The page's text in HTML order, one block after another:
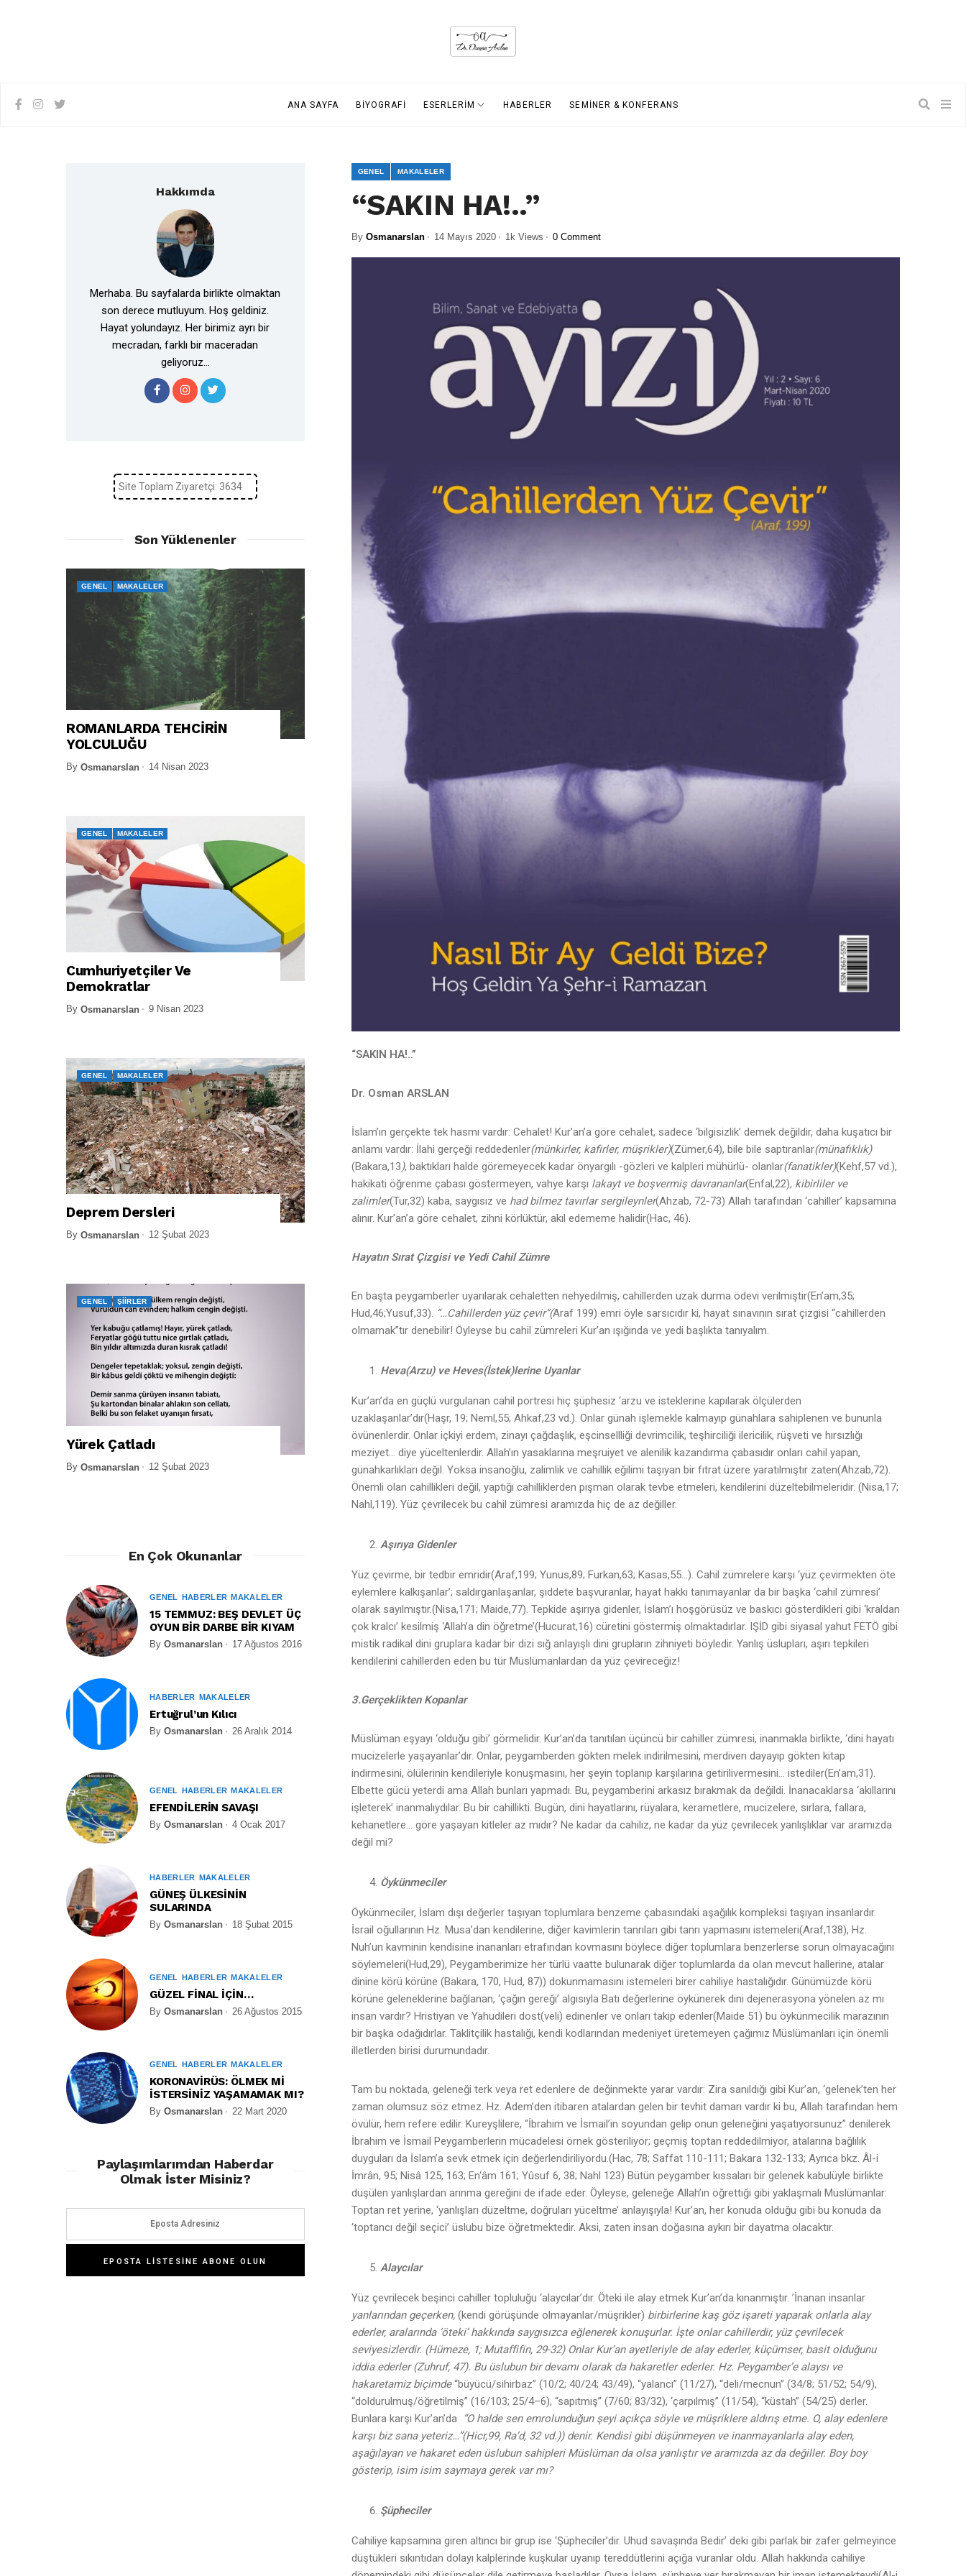
ANA SAYFA BİYOGRAFİ ESERLERİM HABERLER SEMİNER & KONFERANS
GENEL MAKALELER
“SAKIN HA!..”
By Osmanarslan 14 Mayıs 2020 1k Views 0 Comment
“SAKIN HA!..”
Dr. Osman ARSLAN
İslam’ın gerçekte tek hasmı vardır: Cehalet! Kur’an’a göre cehalet, sadece ‘bilgisizlik’ demek değildir, daha kuşatıcı bir
anlamı vardır: İlahi gerçeği reddedenler(münkirler, kafirler, müşrikler)(Zümer,64), bile bile saptıranlar(münafıklık)
(Bakara,13), baktıkları halde göremeyecek kadar önyargılı -gözleri ve kalpleri mühürlü- olanlar(fanatikler)(Kehf,57 vd.),
hakikati öğrenme çabası göstermeyen, vahye karşı lakayt ve boşvermiş davrananlar(Enfal,22), kibirliler ve
zalimler(Tur,32) kaba, saygısız ve had bilmez tavırlar sergileynler(Ahzab, 72-73) Allah tarafından ‘cahiller’ kapsamına
alınır. Kur’an’a göre cehalet, zihni körlüktür, akıl edememe halidir(Hac, 46).
Hayatın Sırat Çizgisi ve Yedi Cahil Zümre
En başta peygamberler uyarılarak cehaletten nehyedilmiş, cahillerden uzak durma ödevi verilmiştir(En’am,35;
Hud,46;Yusuf,33). “…Cahillerden yüz çevir”(Araf 199) emri öyle sarsıcıdır ki, hayat sınavının sırat çizgisi “cahillerden
olmamak”tır denebilir! Öyleyse bu cahil zümreleri Kur’an ışığında ve yedi başlıkta tanıyalım.
Heva(Arzu) ve Heves(İstek)lerine Uyanlar
Kur’an’da en güçlü vurgulanan cahil portresi hiç şüphesiz ‘arzu ve isteklerine kapılarak ölçülerden
uzaklaşanlar’dır(Haşr, 19; Neml,55; Ahkaf,23 vd.). Onlar günah işlemekle kalmayıp günahlara sahiplenen ve bununla
övünenlerdir. Onlar içkiyi erdem, zinayı çağdaşlık, eşcinsellliği devrimcilik, teşhirciliği ilericilik, rüşveti ve hırsızlığı
meziyet… diye yüceltenlerdir. Allah’ın yasaklarına meşruiyet ve alenilik kazandırma çabasıdır onları cahil yapan,
günahkarlıkları değil. Yoksa insanoğlu, zalimlik ve cahillik eğilimi taşıyan bir fıtrat üzere yaratılmıştır zaten(Ahzab,72).
Önemli olan cahillikleri değil, yaptığı cahilliklerden pişman olarak tevbe etmeleri, kendilerini düzeltebilmeleridir. (Nisa,17;
Nahl,119). Yüz çevrilecek bu cahil zümresi aramızda hiç de az değiller.
Aşırıya Gidenler
Yüz çevirme, bir tedbir emridir(Araf,199; Yunus,89; Furkan,63; Kasas,55…). Cahil zümrelere karşı ‘yüz çevirmekten öte
eylemlere kalkışanlar’; saldırganlaşanlar, şiddete başvuranlar, hayat hakkı tanımayanlar da bir başka ‘cahil zümresi’
olarak sayılmıştır.(Nisa,171; Maide,77). Tepkide aşırıya gidenler, İslam’ı hoşgörüsüz ve baskıcı gösterdikleri gibi ‘kraldan
çok kralcı’ kesilmiş ‘Allah’a din öğretme’(Hucurat,16) cüretini göstermiş olmaktadırlar. IŞİD gibi siyasal yahut FETÖ gibi
mistik radikal dini gruplara kadar bir dizi sığ anlayışlı dini grupların zihniyeti böyledir. Yanlış üslupları, aşırı tepkileri
kendilerini cahillerden eden bu tür Müslümanlardan da yüz çevireceğiz!
3.Gerçeklikten Kopanlar
Müslüman eşyayı ‘olduğu gibi’ görmelidir. Kur’an’da tanıtılan üçüncü bir cahiller zümresi, inanmakla birlikte, ‘dini hayatı
mucizelerle yaşayanlar’dır. Onlar, peygamberden gökten melek indirilmesini, merdiven dayayıp gökten kitap
indirmesini, ölülerinin kendileriyle konuşmasını, her şeyin toplanıp karşılarına getirilivermesini… istediler(En’am,31).
Elbette gücü yeterdi ama Allah bunları yapmadı. Bu, peygamberini arkasız bırakmak da değildi. İnanacaklarsa ‘akıllarını
işleterek’ inanmalıydılar. Bu bir cahillikti. Bugün, dini hayatlarını, rüyalara, kerametlere, mucizelere, sırlara, fallara,
kehanetlere… göre yaşayan kitleler az mıdır? Ne kadar da cahiliz, ne kadar da yüz çevrilecek yanlışlıklar var aramızda
değil mi?
Öykünmeciler
Öykünmeciler, İslam dışı değerler taşıyan toplumlara benzeme çabasındaki aşağılık kompleksi taşıyan insanlardır.
İsrail oğullarının Hz. Musa’dan kendilerine, diğer kavimlerin tanrıları gibi tanrı yapmasını istemeleri(Araf,138), Hz.
Nuh’un kavminin kendisine inananları etrafından kovmasını böylece diğer toplumlara benzerlerse sorun olmayacağını
söylemeleri(Hud,29), Peygamberimize her türlü vaatte bulunarak diğer toplumlarda da olan mevcut hallerine, atalar
dinine körü körüne (Bakara, 170, Hud, 87)) dokunmamasını istemeleri birer cahiliye hastalığıdır. Günümüzde körü
körüne geleneklerine bağlanan, ‘çağın gereği’ algısıyla Batı değerlerine öykünerek dini dejenerasyona yönelen az mı
insan vardır? Hristiyan ve Yahudileri dost(veli) edinenler ve onları takip edenler(Maide 51) bu öykünmecilik marazının
bir başka odağıdırlar. Taklitçilik hastalığı, kendi kodlarından medeniyet üretemeyen çağımız Müslümanları için önemli
illetlerden birisi durumundadır.
Tam bu noktada, geleneği terk veya ret edenlere de değinmekte yarar vardır: Zira sanıldığı gibi Kur’an, ‘gelenek’ten her
zaman olumsuz söz etmez. Hz. Adem’den itibaren atalardan gelen bir tevhit damarı vardır ki bu, Allah tarafından hem
övülür, hem refere edilir. Kureyşlilere, “İbrahim ve İsmail’in soyundan gelip onun geleneğini yaşatıyorsunuz” denilerek
İbrahim ve İsmail Peygamberlerin mücadelesi örnek gösteriliyor; geçmiş toptan reddedilmiyor, atalarına bağlılık
duyguları da İslam’a sevk etmek için değerlendiriliyordu.(Hac, 78; Saffat 110-111; Bakara 132-133; Ayrıca bkz. Âl-i
İmrân, 95; Nisâ 125, 163; En‘âm 161; Yûsuf 6, 38; Nahl 123) Bütün peygamber kıssaları bir gelenek kabulüyle birlikte
düşülen yanlışlardan arınma gereğini de ifade eder. Öyleyse, geleneğe Allah’ın öğrettiği gibi yaklaşmalı Müslümanlar:
Toptan ret yerine, ‘yanlışları düzeltme, doğruları yüceltme’ anlayışıyla! Kur’an, her konuda olduğu gibi bu konuda da
‘toptancı değil seçici’ üslubu bize öğretmektedir. Aksi, zaten insan doğasına aykırı bir dayatma olacaktır.
Alaycılar
Yüz çevrilecek beşinci cahiller topluluğu ‘alaycılar’dır. Öteki ile alay etmek Kur’an’da kınanmıştır. ’İnanan insanlar
yanlarından geçerken, (kendi görüşünde olmayanlar/müşrikler) birbirlerine kaş göz işareti yaparak onlarla alay
ederler, aralarında ‘öteki’ hakkında saygısızca eğlenerek konuşurlar. İşte onlar cahillerdir, yüz çevrilecek
seviyesizlerdir. (Hümeze, 1; Mutaffifin, 29-32) Onlar Kur’an ayetleriyle de alay ederler, küçümser, basit olduğunu
iddia ederler (Zuhruf, 47). Bu üslubun bir devamı olarak da hakaretler ederler. Hz. Peygamber’e alaysı ve
hakaretamiz biçimde“büyücü/sihirbaz” (10/2; 40/24; 43/49), “yalancı” (11/27), “deli/mecnun” (34/8; 51/52; 54/9),
“doldurulmuş/öğretilmiş” (16/103; 25/4–6), “sapıtmış” (7/60; 83/32), ‘çarpılmış” (11/54), “küstah” (54/25) derler.
Bunlara karşı Kur’an’da
“O halde sen emrolunduğun şeyi açıkça söyle ve müşriklere aldırış etme. O, alay edenlere
karşı biz sana yeteriz…”(Hicr,99, Ra’d, 32 vd.)) denir. Kendisi gibi düşünmeyen ve inanmayanlarla alay eden,
aşağılayan ve hakaret eden üslubun sahipleri Müslüman da olsa yanlıştır ve aramızda az da değiller. Boy boy
gösterip, isim isim saymaya gerek var mı?
Şüpheciler
Cahiliye kapsamına giren altıncı bir grup ise ‘Şüpheciler’dir. Uhud savaşında Bedir’ deki gibi parlak bir zafer gelmeyince
düştükleri sıkıntıdan dolayı kalplerinde kuşkular uyanıp tereddütlerini açığa vuranlar oldu. Allah hakkında cahiliye
Hakkımda
Merhaba. Bu sayfalarda birlikte olmaktan
son derece mutluyum. Hoş geldiniz.
Hayat yolundayız. Her birimiz ayrı bir
mecradan, farklı bir maceradan
geliyoruz...
Site Toplam Ziyaretçi: 3634
Son Yüklenenler
GENEL MAKALELER
ROMANLARDA TEHCİRİN
YOLCULUĞU
By Osmanarslan 14 Nisan 2023
GENEL MAKALELER
Cumhuriyetçiler Ve
Demokratlar
By Osmanarslan 9 Nisan 2023
GENEL MAKALELER
Deprem Dersleri
By Osmanarslan 12 Şubat 2023
GENEL ŞIIRLER
Yürek Çatladı
By Osmanarslan 12 Şubat 2023
En Çok Okunanlar
GENEL HABERLER MAKALELER
15 TEMMUZ: BEŞ DEVLET ÜÇ
OYUN BİR DARBE BİR KIYAM
By Osmanarslan 17 Ağustos 2016
HABERLER MAKALELER
Ertuğrul’un Kılıcı
By Osmanarslan 26 Aralık 2014
GENEL HABERLER MAKALELER
EFENDİLERİN SAVAŞI
By Osmanarslan 4 Ocak 2017
HABERLER MAKALELER
GÜNEŞ ÜLKESİNİN
SULARINDA
By Osmanarslan 18 Şubat 2015
GENEL HABERLER MAKALELER
GÜZEL FİNAL İÇİN…
By Osmanarslan 26 Ağustos 2015
GENEL HABERLER MAKALELER
KORONAVİRÜS: ÖLMEK Mİ
İSTERSİNİZ YAŞAMAMAK MI?
By Osmanarslan 22 Mart 2020
Paylaşımlarımdan Haberdar
Olmak İster Misiniz?